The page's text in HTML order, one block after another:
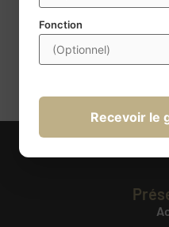
obligatoires. Conformément
d’un droit d’accès,
d’effacement, de
traitement. Ces droits
Fonction
Recevoir le